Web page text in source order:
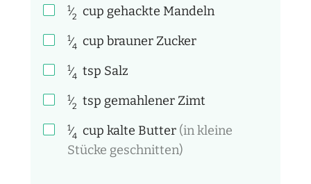
1⁄2 cup gehackte Mandeln
1⁄4 cup brauner Zucker
1⁄4 tsp Salz
1⁄2 tsp gemahlener Zimt
1⁄4 cup kalte Butter (in kleine
Stücke geschnitten)